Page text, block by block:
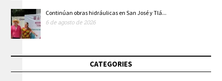
Continúan obras hidráulicas en San José y Tlá...
6 de agosto de 2026
CATEGORIES